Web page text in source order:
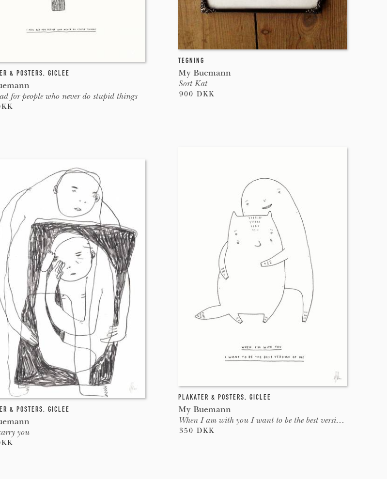
& POSTERS, GICLEE
for people who never do stupid things
TEGNING
My Buemann
Sort Kat
900 DKK
PLAKATER & POSTERS, GICLEE
My Buemann
When I am with you I want to be the best version of me
350 DKK
& POSTERS, GICLEE
you